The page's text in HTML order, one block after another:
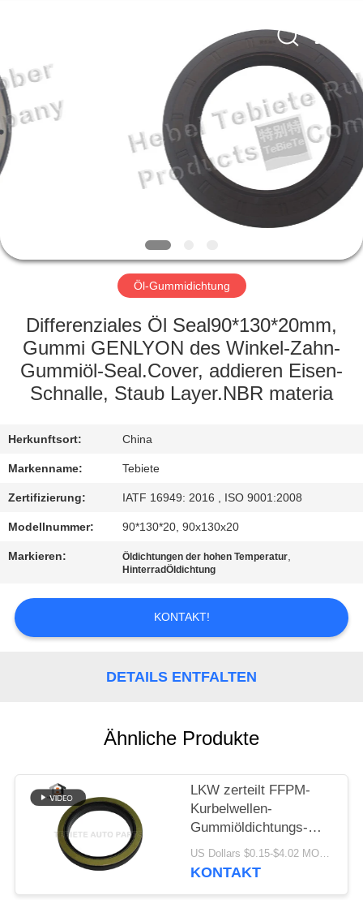
HAUS
PRODUKTE
FABRIK-
QUALITÄTSKONTROLLE
TRETEN
MIT
UNS
IN
VERBINDUNG
NACHRICHTEN
FÄLLE
by
ECER
Öl-Gummidichtung
Differenziales Öl Seal90*130*20mm,
Gummi GENLYON des Winkel-Zahn-
Gummiöl-Seal.Cover, addieren Eisen-
Schnalle, Staub Layer.NBR materia
Herkunftsort: China
Markenname: Tebiete
Zertifizierung: IATF 16949: 2016 , ISO 9001:2008
Modellnummer: 90*130*20, 90x130x20
Markieren: Öldichtungen der hohen Temperatur,
HinterradÖldichtung
KONTAKT!
DETAILS ENTFALTEN
Ähnliche Produkte
LKW zerteilt FFPM-
Kurbelwellen-
Gummiöldichtungs-
Isolierungs-Altern-
Abnutzung beständige
US Dollars $0.15-$4.02 MOQ:10PCS
KONTAKT